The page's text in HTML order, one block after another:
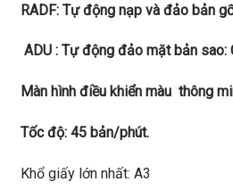
RADF: Tự động nạp và đảo bản
ADU : Tự động đảo mặt bản sao:
Màn hình điều khiển màu thông
Tốc độ: 45 bản/phút.
Khổ giấy lớn nhất: A3